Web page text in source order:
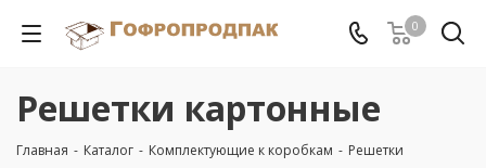
0
Решетки картонные
Главная - Каталог - Комплектующие к коробкам - Решетки